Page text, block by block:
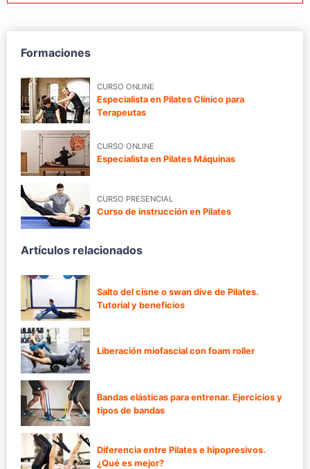
Formaciones
CURSO ONLINE
Especialista en Pilates Clínico para
Terapeutas
CURSO ONLINE
Especialista en Pilates Máquinas
CURSO PRESENCIAL
Curso de instrucción en Pilates
Artículos relacionados
Salto del cisne o swan dive de Pilates.
Tutorial y beneficios
Liberación miofascial con foam roller
Bandas elásticas para entrenar. Ejercicios y
tipos de bandas
Diferencia entre Pilates e hipopresivos.
¿Qué es mejor?